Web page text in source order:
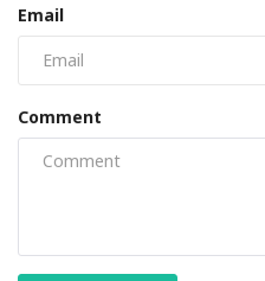
Email
Comment